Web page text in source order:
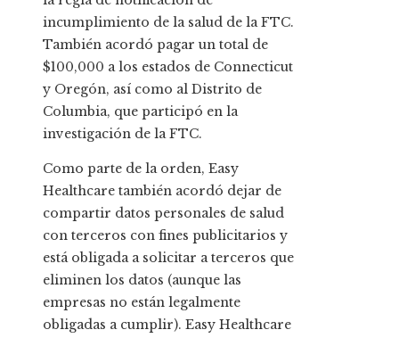
incumplimiento de la salud de la FTC.
También acordó pagar un total de
$100,000 a los estados de Connecticut
y Oregón, así como al Distrito de
Columbia, que participó en la
investigación de la FTC.
Como parte de la orden, Easy
Healthcare también acordó dejar de
compartir datos personales de salud
con terceros con fines publicitarios y
está obligada a solicitar a terceros que
eliminen los datos (aunque las
empresas no están legalmente
obligadas a cumplir). Easy Healthcare